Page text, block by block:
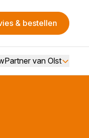
& bestellen
van Olst